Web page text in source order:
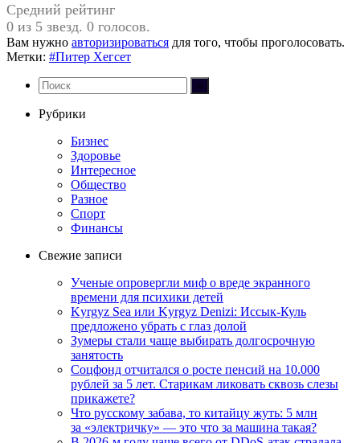
Средний рейтинг
0 из 5 звезд. 0 голосов.
Вам нужно авторизироваться для того, чтобы проголосовать.
Метки: #Питер Хегсет
Рубрики
Бизнес
Здоровье
Интересное
Общество
Разное
Спорт
Финансы
Свежие записи
Ученые опровергли миф о вреде экранного
времени для психики детей
Kyrgyz Sea или Kyrgyz Denizi: Иссык-Куль
предложено убрать с глаз долой
Зумеры стали чаще выбирать долгосрочную
занятость
Соцфонд отчитался о росте пенсий на 10.000
рублей за 5 лет. Старикам ликовать сквозь слезы
прикажете?
Что русскому забава, то китайцу жуть: 5 млн
за «электричку» — это что за машина такая?